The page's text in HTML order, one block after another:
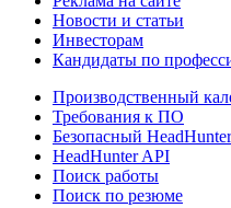
Новости и статьи
Инвесторам
Кандидаты по
Производственный
Требования к ПО
Безопасный HeadHunter
HeadHunter API
Поиск работы
Поиск по резюме